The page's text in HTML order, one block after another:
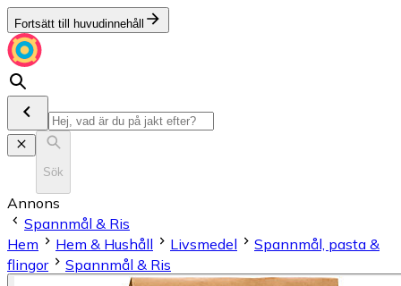
Fortsätt till huvudinnehåll
Sök
Annons
Spannmål & Ris
Hem
Hem & Hushåll Livsmedel
Spannmål, pasta &
flingor
Spannmål & Ris